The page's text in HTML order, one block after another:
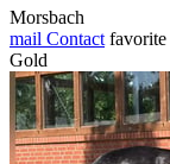
Morsbach
mail Contact favorite
Gold